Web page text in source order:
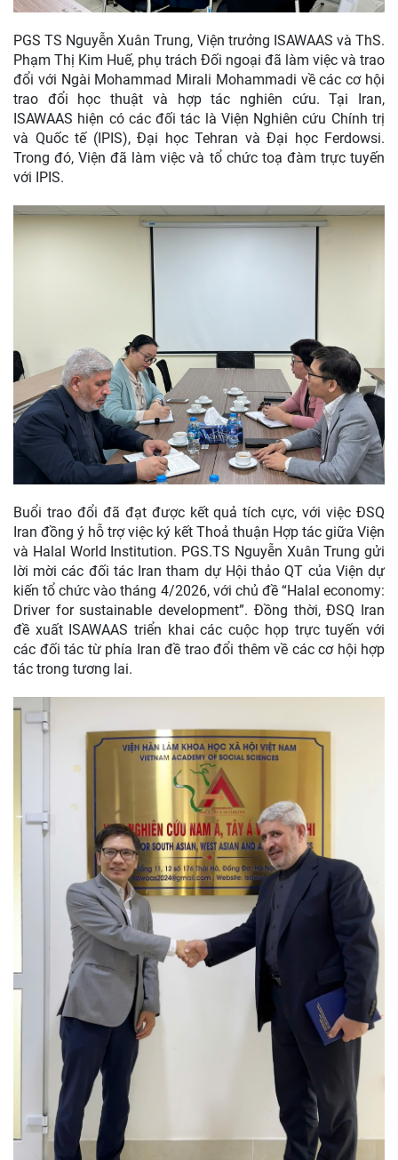
PGS TS Nguyễn Xuân Trung, Viện trưởng ISAWAAS và ThS.
Phạm Thị Kim Huế, phụ trách Đối ngoại đã làm việc và trao
đổi với Ngài Mohammad Mirali Mohammadi về các cơ hội
trao đổi học thuật và hợp tác nghiên cứu. Tại Iran,
ISAWAAS hiện có các đối tác là Viện Nghiên cứu Chính trị
và Quốc tế (IPIS), Đại học Tehran và Đại học Ferdowsi.
Trong đó, Viện đã làm việc và tổ chức toạ đàm trực tuyến
với IPIS.
Buổi trao đổi đã đạt được kết quả tích cực, với việc ĐSQ
Iran đồng ý hỗ trợ việc ký kết Thoả thuận Hợp tác giữa Viện
và Halal World Institution. PGS.TS Nguyễn Xuân Trung gửi
lời mời các đối tác Iran tham dự Hội thảo QT của Viện dự
kiến tổ chức vào tháng 4/2026, với chủ đề “Halal economy:
Driver for sustainable development”. Đồng thời, ĐSQ Iran
đề xuất ISAWAAS triển khai các cuộc họp trực tuyến với
các đối tác từ phía Iran đề trao đổi thêm về các cơ hội hợp
tác trong tương lai.